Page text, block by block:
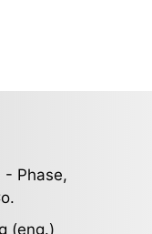
- Phase,
(eng.)